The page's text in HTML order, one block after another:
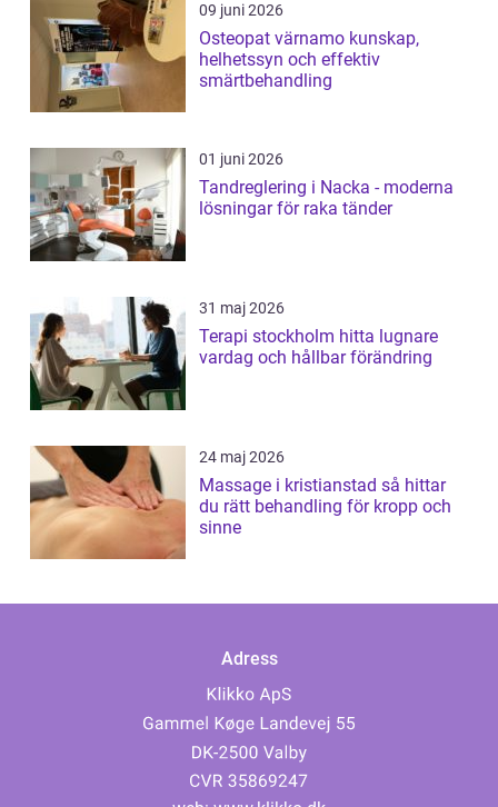
09 juni 2026
Osteopat värnamo kunskap,
helhetssyn och effektiv
smärtbehandling
01 juni 2026
Tandreglering i Nacka - moderna
lösningar för raka tänder
31 maj 2026
Terapi stockholm hitta lugnare
vardag och hållbar förändring
24 maj 2026
Massage i kristianstad så hittar
du rätt behandling för kropp och
sinne
Adress